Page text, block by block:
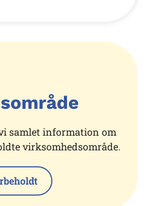
samlet information om
virksomhedsområde.